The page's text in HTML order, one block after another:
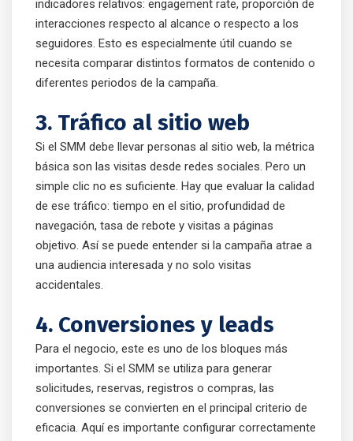
indicadores relativos: engagement rate, proporción de
interacciones respecto al alcance o respecto a los
seguidores. Esto es especialmente útil cuando se
necesita comparar distintos formatos de contenido o
diferentes periodos de la campaña.
3. Tráfico al sitio web
Si el SMM debe llevar personas al sitio web, la métrica
básica son las visitas desde redes sociales. Pero un
simple clic no es suficiente. Hay que evaluar la calidad
de ese tráfico: tiempo en el sitio, profundidad de
navegación, tasa de rebote y visitas a páginas
objetivo. Así se puede entender si la campaña atrae a
una audiencia interesada y no solo visitas
accidentales.
4. Conversiones y leads
Para el negocio, este es uno de los bloques más
importantes. Si el SMM se utiliza para generar
solicitudes, reservas, registros o compras, las
conversiones se convierten en el principal criterio de
eficacia. Aquí es importante configurar correctamente